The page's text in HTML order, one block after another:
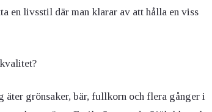
en livsstil där man klarar av att hålla en viss
grönsaker, bär, fullkorn och flera gånger i